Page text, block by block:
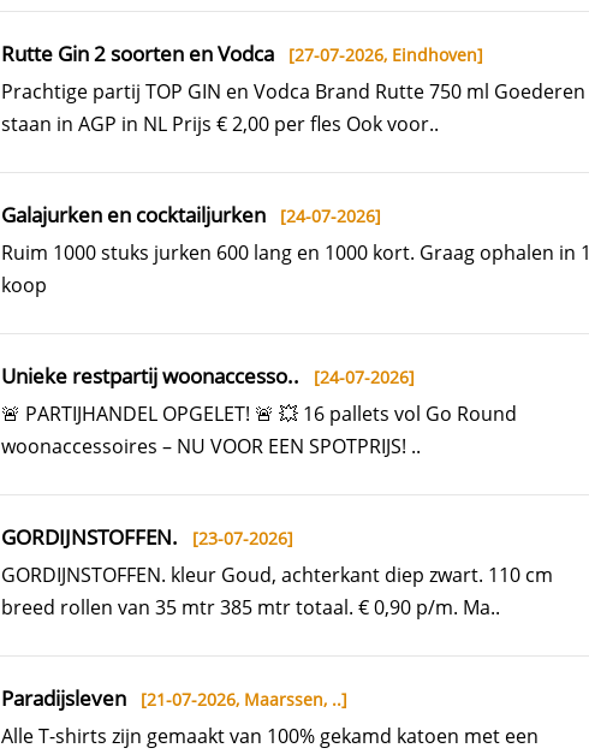
Rutte Gin 2 soorten en Vodca [27-07-2026, Eindhoven]
Prachtige partij TOP GIN en Vodca Brand Rutte 750 ml Goederen
staan in AGP in NL Prijs € 2,00 per fles Ook voor..
Galajurken en cocktailjurken [24-07-2026]
Ruim 1000 stuks jurken 600 lang en 1000 kort. Graag ophalen in 1
koop
Unieke restpartij woonaccesso.. [24-07-2026]
🚨 PARTIJHANDEL OPGELET! 🚨 💥 16 pallets vol Go Round
woonaccessoires – NU VOOR EEN SPOTPRIJS! ..
GORDIJNSTOFFEN. [23-07-2026]
GORDIJNSTOFFEN. kleur Goud, achterkant diep zwart. 110 cm
breed rollen van 35 mtr 385 mtr totaal. € 0,90 p/m. Ma..
Paradijsleven [21-07-2026, Maarssen, ..]
Alle T-shirts zijn gemaakt van 100% gekamd katoen met een